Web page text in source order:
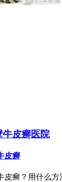
牛皮癣医院
皮癣
皮癣？用什么